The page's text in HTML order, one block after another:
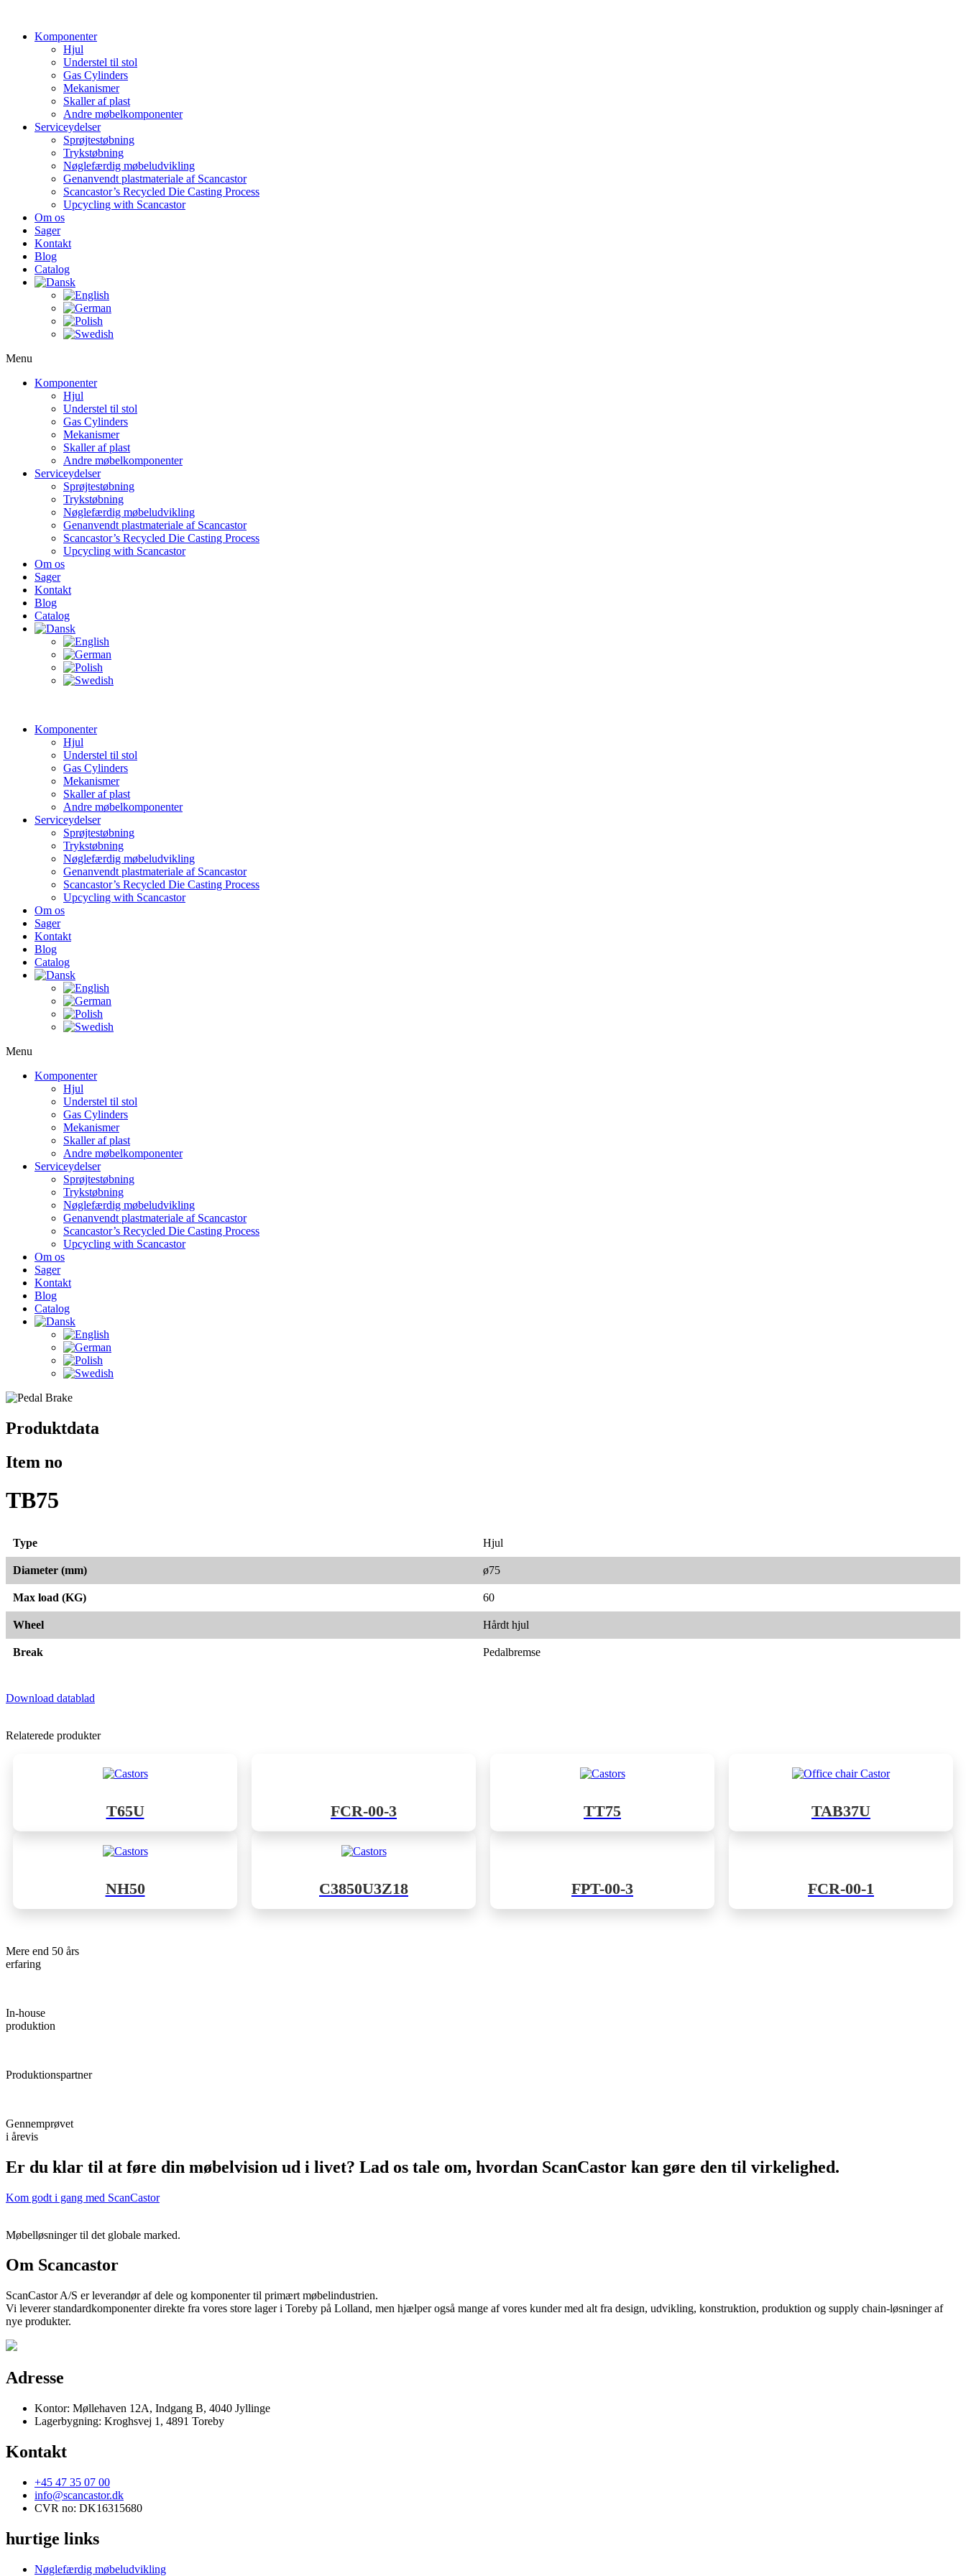
indholdKomponenter
Hjul
Understel til stol
Gas Cylinders
Mekanismer
Skaller af plast
Andre møbelkomponenter
Serviceydelser
Sprøjtestøbning
Trykstøbning
Nøglefærdig møbeludvikling
Genanvendt plastmateriale af Scancastor
Scancastor’s Recycled Die Casting Process
Upcycling with Scancastor
Om os
Sager
Kontakt
Blog
Catalog
Menu
Komponenter
Hjul
Understel til stol
Gas Cylinders
Mekanismer
Skaller af plast
Andre møbelkomponenter
Serviceydelser
Sprøjtestøbning
Trykstøbning
Nøglefærdig møbeludvikling
Genanvendt plastmateriale af Scancastor
Scancastor’s Recycled Die Casting Process
Upcycling with Scancastor
Om os
Sager
Kontakt
Blog
Catalog
Komponenter
Hjul
Understel til stol
Gas Cylinders
Mekanismer
Skaller af plast
Andre møbelkomponenter
Serviceydelser
Sprøjtestøbning
Trykstøbning
Nøglefærdig møbeludvikling
Genanvendt plastmateriale af Scancastor
Scancastor’s Recycled Die Casting Process
Upcycling with Scancastor
Om os
Sager
Kontakt
Blog
Catalog
Menu
Komponenter
Hjul
Understel til stol
Gas Cylinders
Mekanismer
Skaller af plast
Andre møbelkomponenter
Serviceydelser
Sprøjtestøbning
Trykstøbning
Nøglefærdig møbeludvikling
Genanvendt plastmateriale af Scancastor
Scancastor’s Recycled Die Casting Process
Upcycling with Scancastor
Om os
Sager
Kontakt
Blog
Catalog
Produktdata
Item no
TB75
Type Hjul
Diameter (mm) ø75
Max load (KG) 60
Wheel Hårdt hjul
Break Pedalbremse
Download datablad
Relaterede produkter
T65U FCR-00-3 TT75 TAB37U
NH50 C3850U3Z18 FPT-00-3 FCR-00-1
Mere end 50 års
erfaring
In-house
produktion
Produktionspartner
Gennemprøvet
i årevis
Er du klar til at føre din møbelvision ud i livet? Lad os tale om, hvordan ScanCastor kan gøre den til virkelighed.
Kom godt i gang med ScanCastor
Møbelløsninger til det globale marked.
Om Scancastor
ScanCastor A/S er leverandør af dele og komponenter til primært møbelindustrien.
Vi leverer standardkomponenter direkte fra vores store lager i Toreby på Lolland, men hjælper også mange af vores kunder med alt fra design, udvikling, konstruktion, produktion og supply chain-løsninger af
nye produkter.
Adresse
Kontor: Møllehaven 12A, Indgang B, 4040 Jyllinge
Lagerbygning: Kroghsvej 1, 4891 Toreby
Kontakt
+45 47 35 07 00
info@scancastor.dk
CVR no: DK16315680
hurtige links
Nøglefærdig møbeludvikling